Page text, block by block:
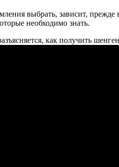
выбрать, зависит,
необходимо знать.
как получить